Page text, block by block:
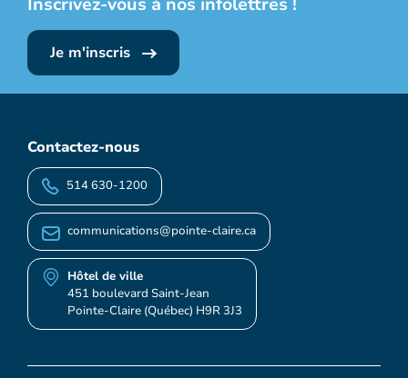
Je m'inscris
Contactez-nous
514 630-1200
communications@pointe-claire.ca
Hôtel de ville
451 boulevard Saint-Jean
Pointe-Claire (Québec) H9R 3J3